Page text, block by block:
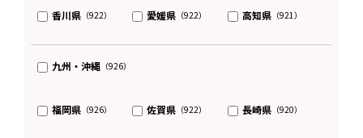
香川県（922） 愛媛県 （922） 高知県 （921）
九州・沖縄（926）
福岡県（926） 佐賀県 （922） 長崎県 （920）